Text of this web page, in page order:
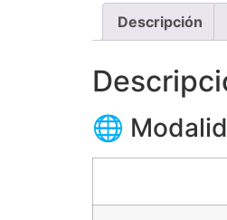
Descripción
🌐